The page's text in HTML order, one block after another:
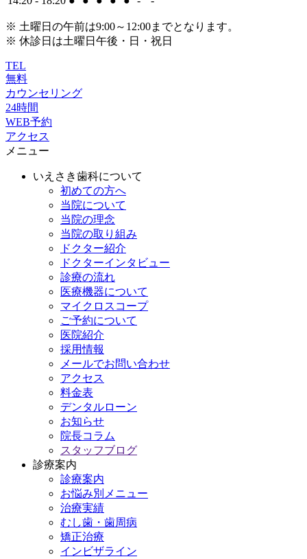
※ 土曜日の午前は9:00～12:00までとなります。
※ 休診日は土曜日午後・日・祝日
TEL
無料
カウンセリング
24時間
WEB予約
アクセス
メニュー
いえさき歯科について
初めての方へ
当院について
当院の理念
当院の取り組み
ドクター紹介
ドクターインタビュー
診療の流れ
医療機器について
マイクロスコープ
ご予約について
医院紹介
採用情報
メールでお問い合わせ
アクセス
料金表
デンタルローン
お知らせ
院長コラム
スタッフブログ
診療案内
診療案内
お悩み別メニュー
治療実績
むし歯・歯周病
矯正治療
インビザライン